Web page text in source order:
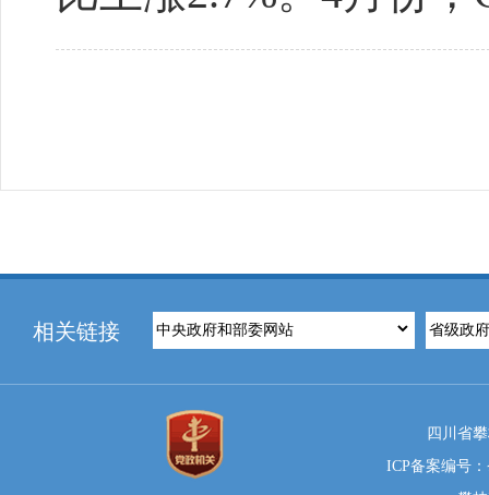
相关链接
四川省
ICP备案编号：